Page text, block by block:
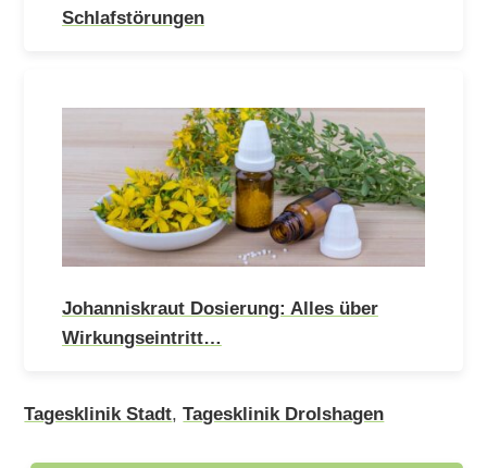
Schlafstörungen
Johanniskraut Dosierung: Alles über
Wirkungseintritt…
Tagesklinik Stadt,Tagesklinik Drolshagen